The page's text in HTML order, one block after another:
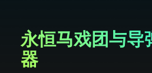
永恒马戏团与导
器